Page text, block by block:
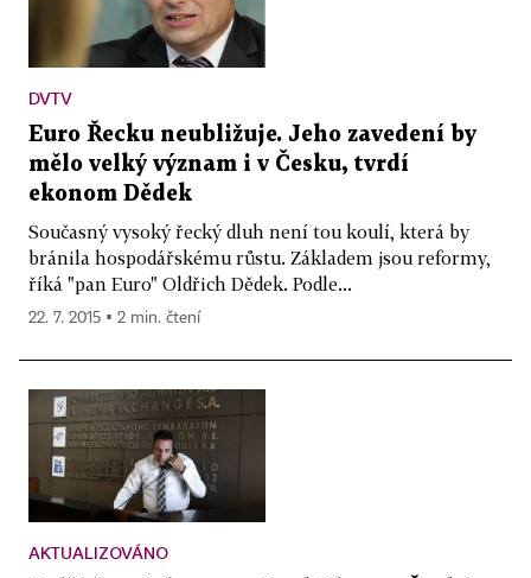
DVTV
Euro Řecku neubližuje. Jeho zavedení by
mělo velký význam i v Česku, tvrdí
ekonom Dědek
Současný vysoký řecký dluh není tou koulí, která by
bránila hospodářskému růstu. Základem jsou reformy,
říká "pan Euro" Oldřich Dědek. Podle...
22. 7. 2015 ▪ 2 min. čtení
AKTUALIZOVÁNO